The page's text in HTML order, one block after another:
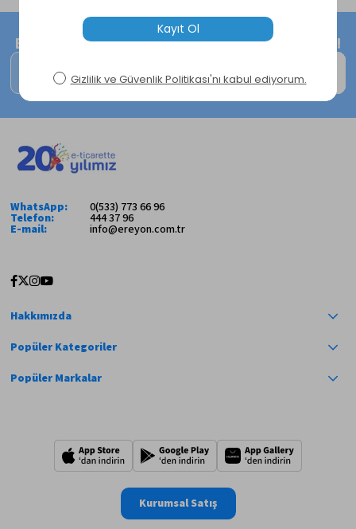
E-Bültene kayıt ol, size özel fırsatları kaçırma!
WhatsApp: 0(533) 773 66 96
Telefon: 444 37 96
E-mail: info@ereyon.com.tr
Hakkımızda
Popüler Kategoriler
Popüler Markalar
Kurumsal Satış